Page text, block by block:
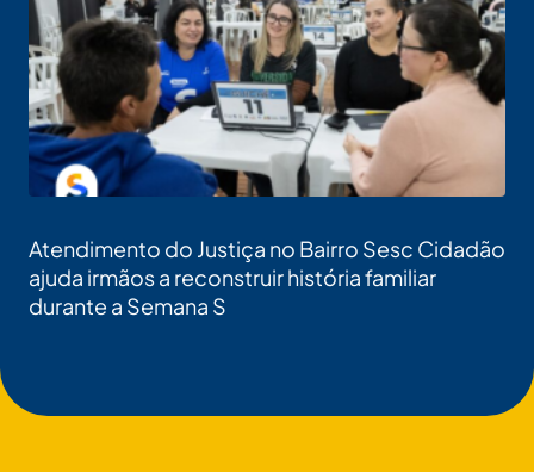
Atendimento do Justiça no Bairro Sesc Cidadão
ajuda irmãos a reconstruir história familiar
durante a Semana S